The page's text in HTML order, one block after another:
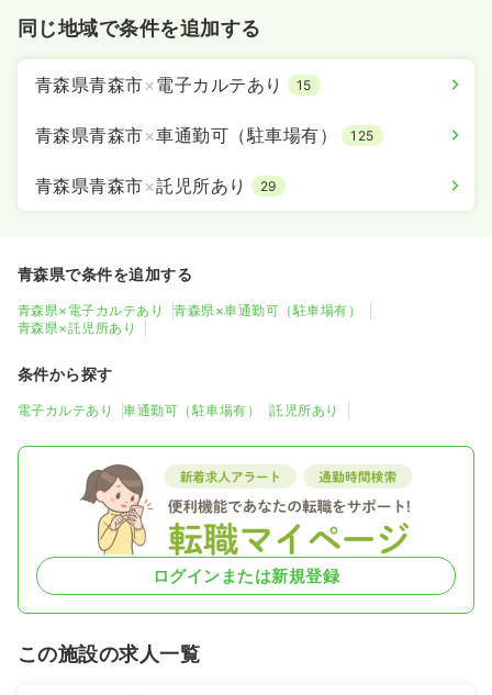
同じ地域で条件を追加する
青森県青森市×電子カルテあり 15
青森県青森市×車通勤可（駐車場有） 125
青森県青森市×託児所あり 29
青森県で条件を追加する
青森県×電子カルテあり
青森県×車通勤可（駐車場有）
青森県×託児所あり
条件から探す
電子カルテあり 車通勤可（駐車場有） 託児所あり
ログインまたは新規登録
この施設の求人一覧